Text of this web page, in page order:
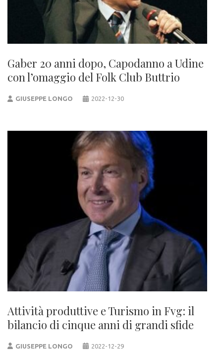
Gaber 20 anni dopo, Capodanno a Udine
con l’omaggio del Folk Club Buttrio
GIUSEPPE LONGO 2022-12-30
Attività produttive e Turismo in Fvg: il
bilancio di cinque anni di grandi sfide
GIUSEPPE LONGO 2022-12-29